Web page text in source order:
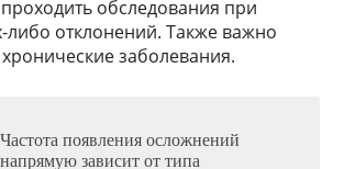
обследования при
либо отклонений. Также важно
заболевания.
Частота появления осложнений
напрямую зависит от типа